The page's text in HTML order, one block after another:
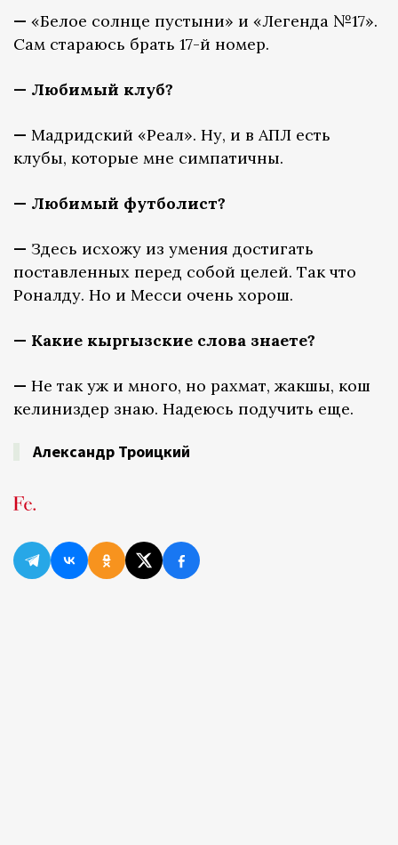
— «Белое солнце пустыни» и «Легенда №17».
Сам стараюсь брать 17-й номер.
— Любимый клуб?
— Мадридский «Реал». Ну, и в АПЛ есть
клубы, которые мне симпатичны.
— Любимый футболист?
— Здесь исхожу из умения достигать
поставленных перед собой целей. Так что
Роналду. Но и Месси очень хорош.
— Какие кыргызские слова знаете?
— Не так уж и много, но рахмат, жакшы, кош
келиниздер знаю. Надеюсь подучить еще.
Александр Троицкий